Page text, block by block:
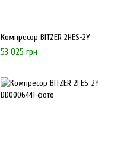
Компресор BITZER 2HES-2Y
53 025 грн